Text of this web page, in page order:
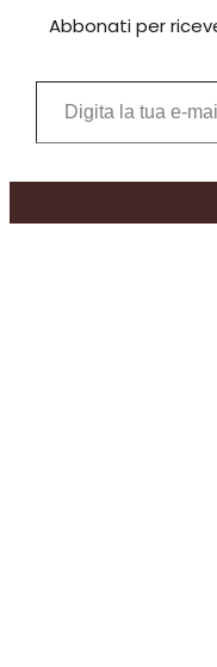
Abbonati per
Digita la tua e-mail...